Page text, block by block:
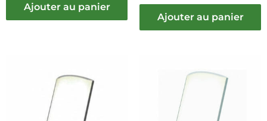
Ajouter au panier
Ajouter au panier